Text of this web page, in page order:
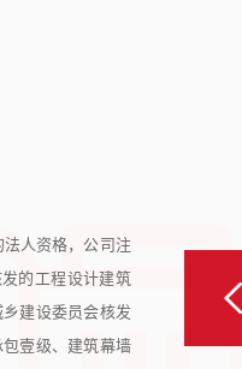
人资格，公司注
的工程设计建筑
建设委员会核发
壹级、建筑幕墙